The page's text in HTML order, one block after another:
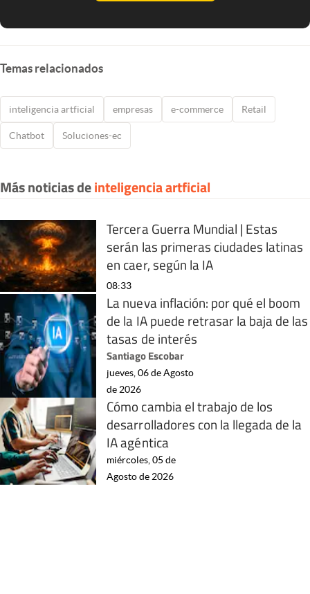
Temas relacionados
inteligencia artficial empresas e-commerce Retail
Chatbot Soluciones-ec
Más noticias deinteligencia artficial
Tercera Guerra Mundial | Estas
serán las primeras ciudades latinas
en caer, según la IA
08:33
La nueva inflación: por qué el boom
de la IA puede retrasar la baja de las
tasas de interés
Santiago Escobar
jueves, 06 de Agosto
de 2026
Cómo cambia el trabajo de los
desarrolladores con la llegada de la
IA agéntica
miércoles, 05 de
Agosto de 2026